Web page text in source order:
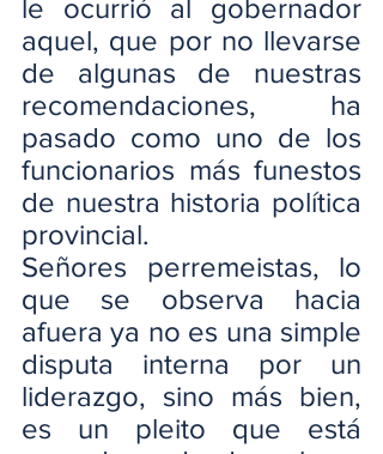
le ocurrió al gobernador
aquel, que por no llevarse
de algunas de nuestras
recomendaciones, ha
pasado como uno de los
funcionarios más funestos
de nuestra historia política
provincial.
Señores perremeistas, lo
que se observa hacia
afuera ya no es una simple
disputa interna por un
liderazgo, sino más bien,
es un pleito que está